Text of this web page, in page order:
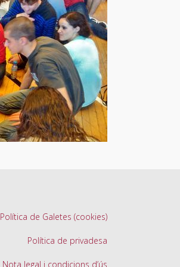
Política de Galetes (cookies)
Política de privadesa
Nota legal i condicions d’ús